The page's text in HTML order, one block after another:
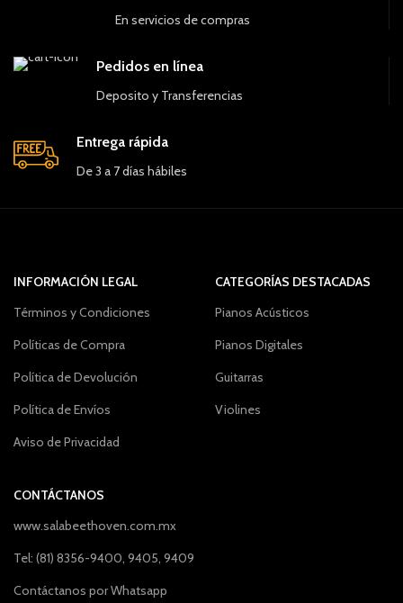
En servicios de compras
Pedidos en línea
Deposito y Transferencias
Entrega rápida
De 3 a 7 días hábiles
INFORMACIÓN LEGAL
Términos y Condiciones
Políticas de Compra
Política de Devolución
Política de Envíos
Aviso de Privacidad
CATEGORÍAS DESTACADAS
Pianos Acústicos
Pianos Digitales
Guitarras
Violines
CONTÁCTANOS
www.salabeethoven.com.mx
Tel: (81) 8356-9400, 9405, 9409
Contáctanos por Whatsapp